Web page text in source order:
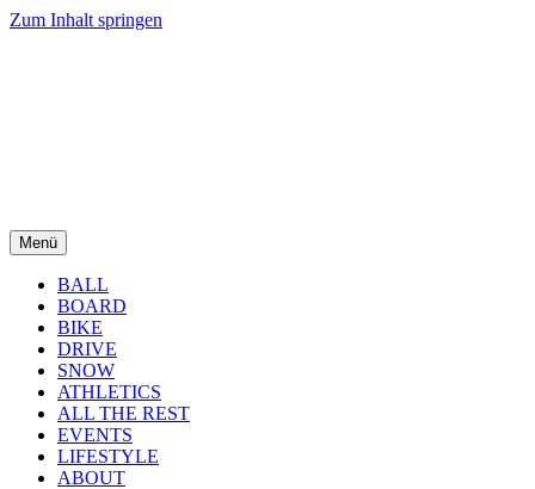
Zum Inhalt springen
Menü
BALL
BOARD
BIKE
DRIVE
SNOW
ATHLETICS
ALL THE REST
EVENTS
LIFESTYLE
ABOUT